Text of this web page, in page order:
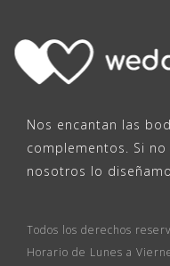
Nos encantan las
complementos. Si
nosotros lo
Todos los derechos
Horario de Lunes a